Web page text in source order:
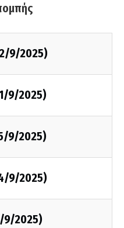
9/2025)
9/2025)
9/2025)
9/2025)
9/2025)